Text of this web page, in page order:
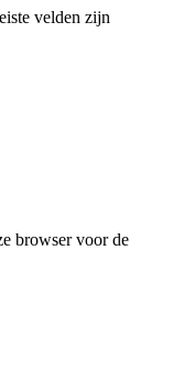
velden zijn
browser voor de